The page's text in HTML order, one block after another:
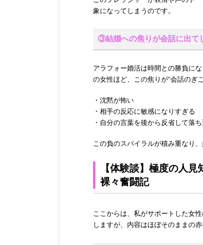
象になってしまうのです。
③結婚への焦りが会話に出て
アラフォー婚活は時間との勝負に
の女性ほど、この焦りが“会話のぎ
・沈黙が怖い
・相手の反応に敏感になりすぎる
・自分の言葉を後から反省して落
この負のスパイラルが積み重なり
【体験談】極度の人
裸々奮闘記
ここからは、私がサポートした女
しますが、内容はほぼそのままの赤